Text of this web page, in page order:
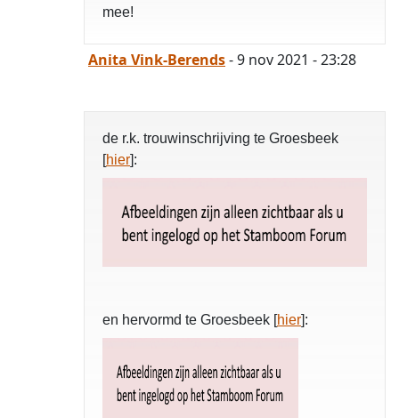
mee!
Anita Vink-Berends- 9 nov 2021 - 23:28
de r.k. trouwinschrijving te Groesbeek
[hier]:
en hervormd te Groesbeek [hier]: